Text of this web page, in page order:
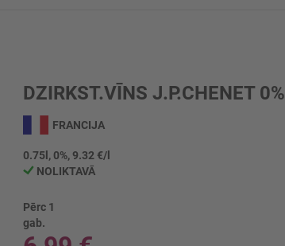
DZIRKST.VĪNS J.P.CHENET 0%
FRANCIJA
0.75l, 0%, 9.32 €/l
NOLIKTAVĀ
Pērc 1
gab.